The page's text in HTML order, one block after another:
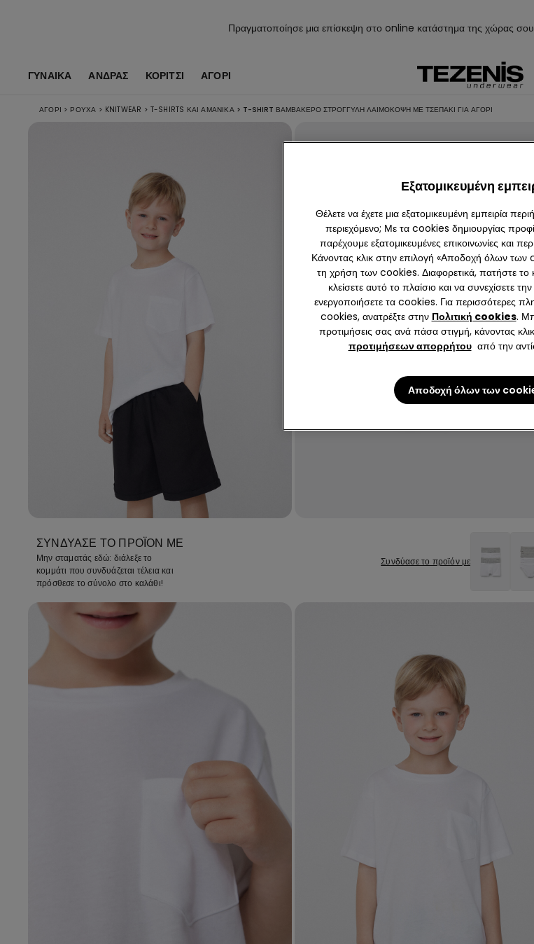
Πραγματοποίησε μια επίσκεψη στο online κατάστημα της χώρας
ΓΥΝΑΙΚΑ ΑΝΔΡΑΣ ΚΟΡΊΤΣΙ ΑΓΌΡΙ
ΑΓΌΡΙ > ΡΟΎΧΑ > KNITWEAR > T-SHIRTS ΚΑΙ ΑΜΆΝΙΚΑ > T-SHIRT ΒΑΜΒΑΚΕΡΌ ΣΤΡΟΓΓΥΛΉ ΛΑΙΜΌΚΟΨΗ ΜΕ ΤΣΕΠΆΚΙ ΓΙΑ ΑΓΌΡΙ
ΣΥΝΔΎΑΣΕ ΤΟ ΠΡΟΪΌΝ ΜΕ
Μην σταματάς εδώ: διάλεξε το
κομμάτι που συνδυάζεται τέλεια και
πρόσθεσε το σύνολο στο καλάθι!
Συνδύασε το προϊόν με
Εξατομικευμένη
Θέλετε να έχετε μια εξατομικευμένη εμπειρία
περιεχόμενο; Με τα cookies δημιουργίας
παρέχουμε εξατομικευμένες επικοινωνίες και
Κάνοντας κλικ στην επιλογή «Αποδοχή όλων των
τη χρήση των cookies. Διαφορετικά, πατήστε το
κλείσετε αυτό το πλαίσιο και να συνεχίσετε
ενεργοποιήσετε τα cookies. Για περισσότερες
cookies, ανατρέξτε στην Πολιτική cookies.
προτιμήσεις σας ανά πάσα στιγμή, κάνοντας
προτιμήσεων απορρήτουαπό την
Αποδοχή όλων των